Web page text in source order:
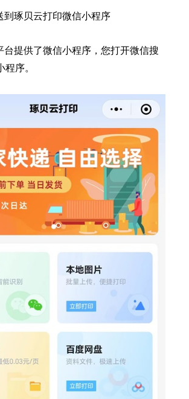
到琢贝云打印微信小程序
台提供了微信小程序，您打开微信搜
程序。